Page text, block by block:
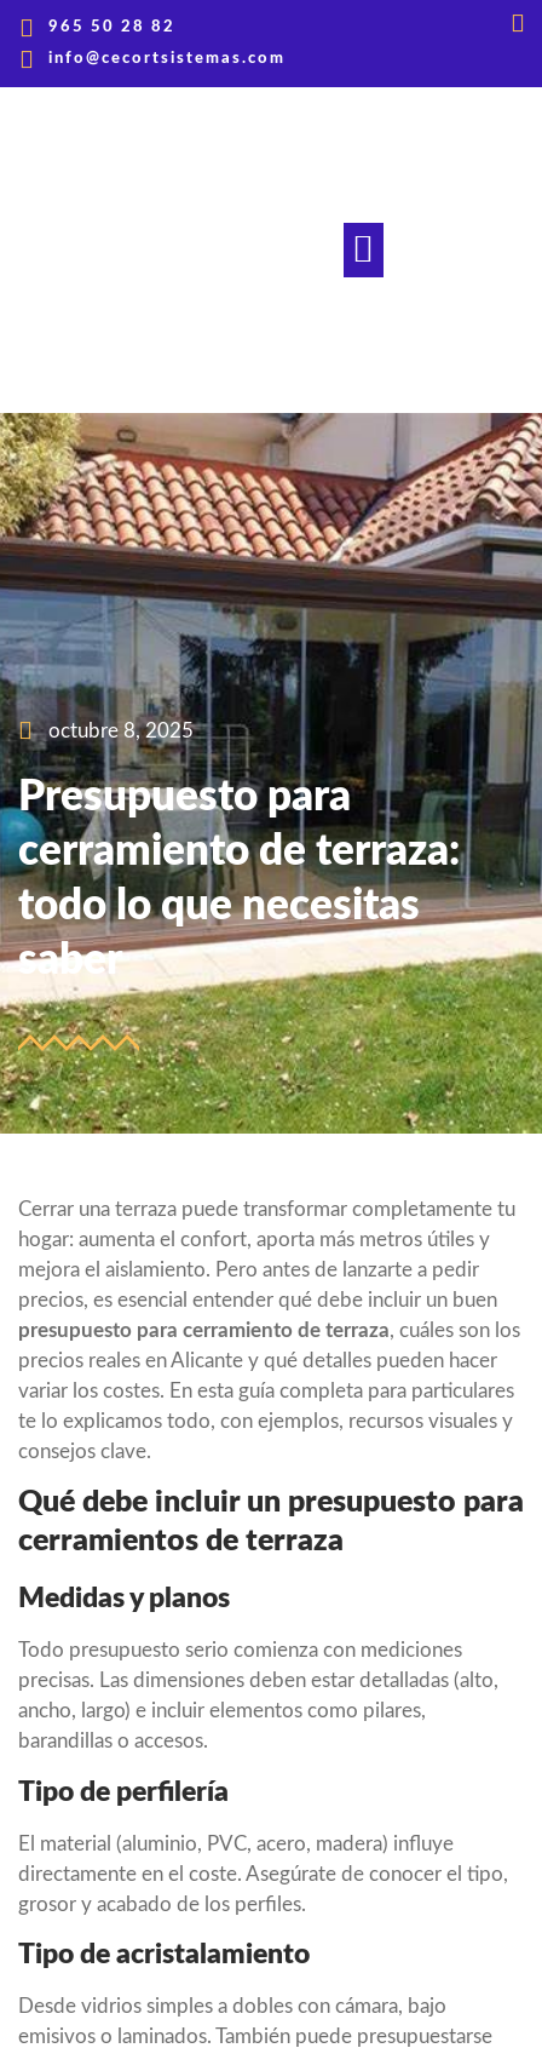
965 50 28 82
info@cecortsistemas.com
octubre 8, 2025
Presupuesto para
cerramiento de terraza:
todo lo que necesitas
saber
Cerrar una terraza puede transformar completamente tu
hogar: aumenta el confort, aporta más metros útiles y
mejora el aislamiento. Pero antes de lanzarte a pedir
precios, es esencial entender qué debe incluir un buen
presupuesto para cerramiento de terraza, cuáles son los
precios reales en Alicante y qué detalles pueden hacer
variar los costes. En esta guía completa para particulares
te lo explicamos todo, con ejemplos, recursos visuales y
consejos clave.
Qué debe incluir un presupuesto para
cerramientos de terraza
Medidas y planos
Todo presupuesto serio comienza con mediciones
precisas. Las dimensiones deben estar detalladas (alto,
ancho, largo) e incluir elementos como pilares,
barandillas o accesos.
Tipo de perfilería
El material (aluminio, PVC, acero, madera) influye
directamente en el coste. Asegúrate de conocer el tipo,
grosor y acabado de los perfiles.
Tipo de acristalamiento
Desde vidrios simples a dobles con cámara, bajo
emisivos o laminados. También puede presupuestarse